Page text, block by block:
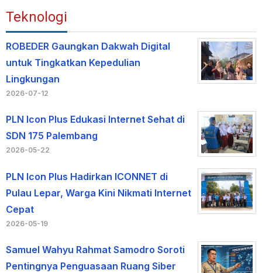
Teknologi
ROBEDER Gaungkan Dakwah Digital
untuk Tingkatkan Kepedulian
Lingkungan
2026-07-12
PLN Icon Plus Edukasi Internet Sehat di
SDN 175 Palembang
2026-05-22
PLN Icon Plus Hadirkan ICONNET di
Pulau Lepar, Warga Kini Nikmati Internet
Cepat
2026-05-19
Samuel Wahyu Rahmat Samodro Soroti
Pentingnya Penguasaan Ruang Siber